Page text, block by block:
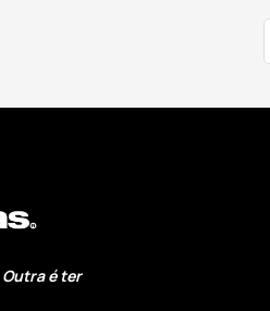
Outra é ter